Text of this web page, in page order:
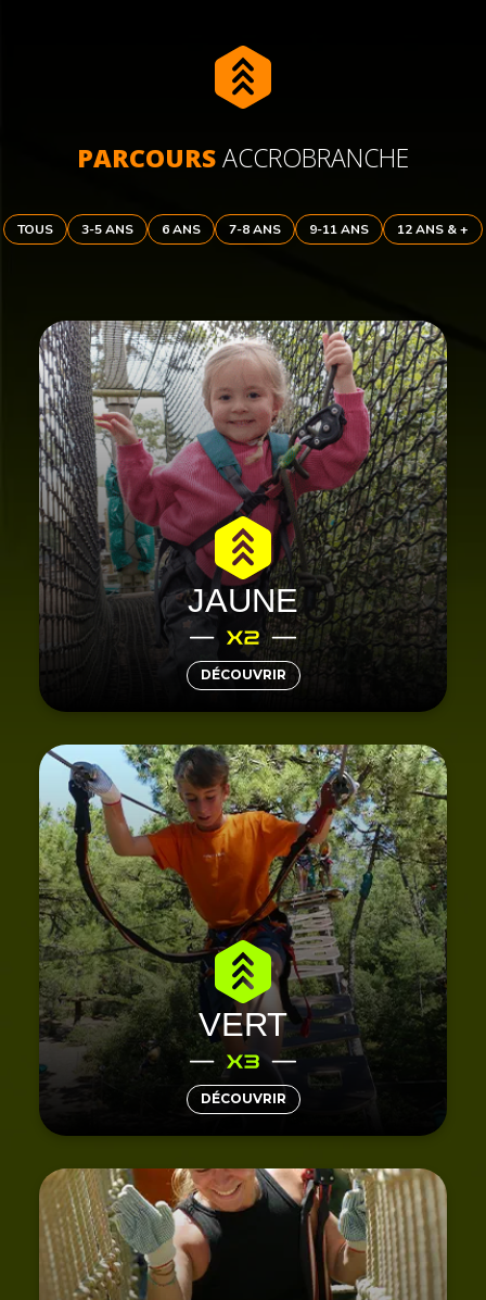
PARCOURSACCROBRANCHE
TOUS 3-5 ANS 6 ANS 7-8 ANS 9-11 ANS 12 ANS & +
DÉCOUVRIR
JAUNE
À
Saint-Jean-de-Monts
, ces 2
parcours
accrobranche
sont parfaits pour les enfants de
3 à 5 ans
. Ils offrent une première expérience de
l’activité en toute sécurité, avec tyroliennes,
ponts et parcours filets, le tout
SANS AUCUNE
LIMITE DE TEMPS
. Parfait pour s’amuser
librement et développer l’équilibre en famille !
DÉCOUVRIR
VERT
Découvrez l’
accrobranche
avec nos parcours
verts à
Saint-Jean-de-Monts
! Parfaits pour les
enfants dès 6 ans et leurs parents, ils sont conçus
pour une première approche sportive de
l’activité. Pratiquez ensemble au cœur de la forêt
et profitez de nombreux ateliers ludiques pour
débuter cette aventure !
On prend encore plus de hauteur avec nos